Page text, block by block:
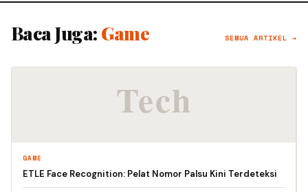
Baca Juga: Game SEMUA ARTIKEL →
GAME
ETLE Face Recognition: Pelat Nomor Palsu Kini Terdeteksi